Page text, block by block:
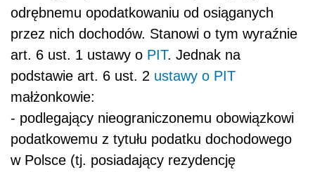
odrębnemu opodatkowaniu od osiąganych
przez nich dochodów. Stanowi o tym wyraźnie
art. 6 ust. 1 ustawy o PIT. Jednak na
podstawie art. 6 ust. 2 ustawy o PIT
małżonkowie:
- podlegający nieograniczonemu obowiązkowi
podatkowemu z tytułu podatku dochodowego
w Polsce (tj. posiadający rezydencję